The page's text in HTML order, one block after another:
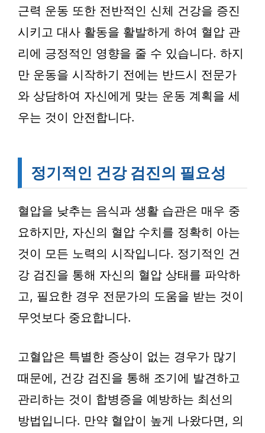
근력 운동 또한 전반적인 신체 건강을 증진
시키고 대사 활동을 활발하게 하여 혈압 관
리에 긍정적인 영향을 줄 수 있습니다. 하지
만 운동을 시작하기 전에는 반드시 전문가
와 상담하여 자신에게 맞는 운동 계획을 세
우는 것이 안전합니다.
정기적인 건강 검진의 필요성
혈압을 낮추는 음식과 생활 습관은 매우 중
요하지만, 자신의 혈압 수치를 정확히 아는
것이 모든 노력의 시작입니다. 정기적인 건
강 검진을 통해 자신의 혈압 상태를 파악하
고, 필요한 경우 전문가의 도움을 받는 것이
무엇보다 중요합니다.
고혈압은 특별한 증상이 없는 경우가 많기
때문에, 건강 검진을 통해 조기에 발견하고
관리하는 것이 합병증을 예방하는 최선의
방법입니다. 만약 혈압이 높게 나왔다면, 의